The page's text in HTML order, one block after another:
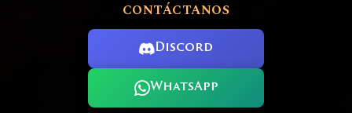
CONTÁCTANOS
Discord
WhatsApp